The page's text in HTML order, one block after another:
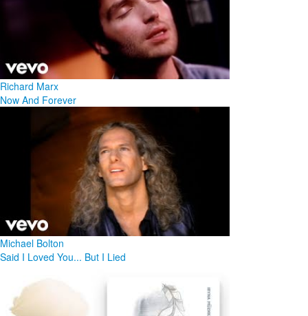
Richard Marx
Now And Forever
Michael Bolton
Said I Loved You... But I Lied